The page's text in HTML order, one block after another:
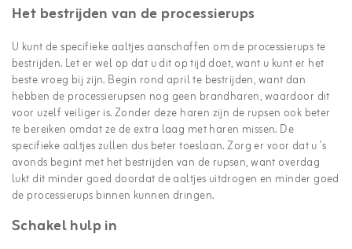
Het bestrijden van de processierups
U kunt de specifieke aaltjes aanschaffen om de processierups te
bestrijden. Let er wel op dat u dit op tijd doet, want u kunt er het
beste vroeg bij zijn. Begin rond april te bestrijden, want dan
hebben de processierupsen nog geen brandharen, waardoor dit
voor uzelf veiliger is. Zonder deze haren zijn de rupsen ook beter
te bereiken omdat ze de extra laag met haren missen. De
specifieke aaltjes zullen dus beter toeslaan. Zorg er voor dat u ’s
avonds begint met het bestrijden van de rupsen, want overdag
lukt dit minder goed doordat de aaltjes uitdrogen en minder goed
de processierups binnen kunnen dringen.
Schakel hulp in